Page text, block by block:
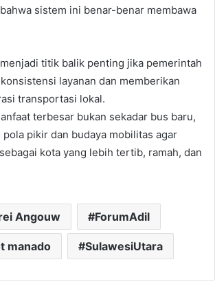
sistem ini benar-benar membawa
titik balik penting jika pemerintah
layanan dan memberikan
transportasi lokal.
terbesar bukan sekadar bus baru,
pikir dan budaya mobilitas agar
kota yang lebih tertib, ramah, dan
Angouw ForumAdil
manado SulawesiUtara